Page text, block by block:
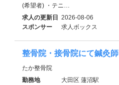
(希望者) ・テニ…
求人の更新日 2026-08-06
スポンサー
求人ボックス
整骨院・接骨院にて鍼灸師
たか整骨院
勤務地
大田区 蓮沼駅